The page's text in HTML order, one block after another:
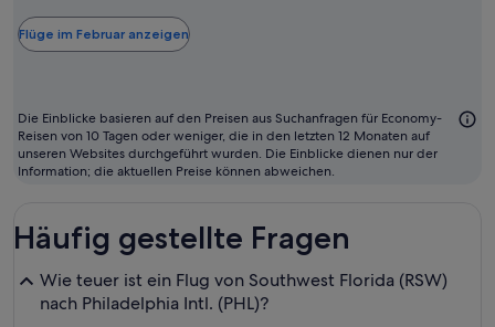
günstigste
Monat
zum
Flüge im Februar anzeigen
Die Einblicke basieren auf den Preisen aus Suchanfragen für Economy-
Reisen von 10 Tagen oder weniger, die in den letzten 12 Monaten auf
unseren Websites durchgeführt wurden. Die Einblicke dienen nur der
Information; die aktuellen Preise können abweichen.
Häufig gestellte Fragen
Wie teuer ist ein Flug von Southwest Florida (RSW)
nach Philadelphia Intl. (PHL)?